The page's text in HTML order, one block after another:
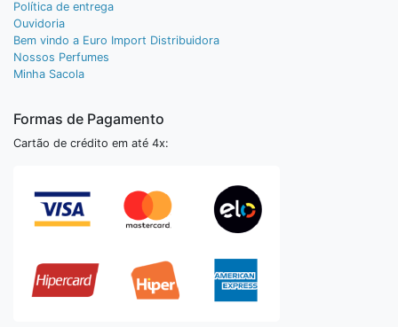
Política de entrega
Ouvidoria
Bem vindo a Euro Import Distribuidora
Nossos Perfumes
Minha Sacola
Formas de Pagamento
Cartão de crédito em até 4x: